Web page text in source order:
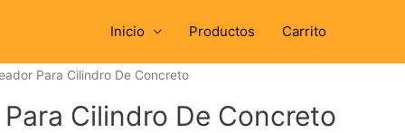
Inicio Productos Carrito
Para Cilindro De Concreto
Cilindro De Concreto